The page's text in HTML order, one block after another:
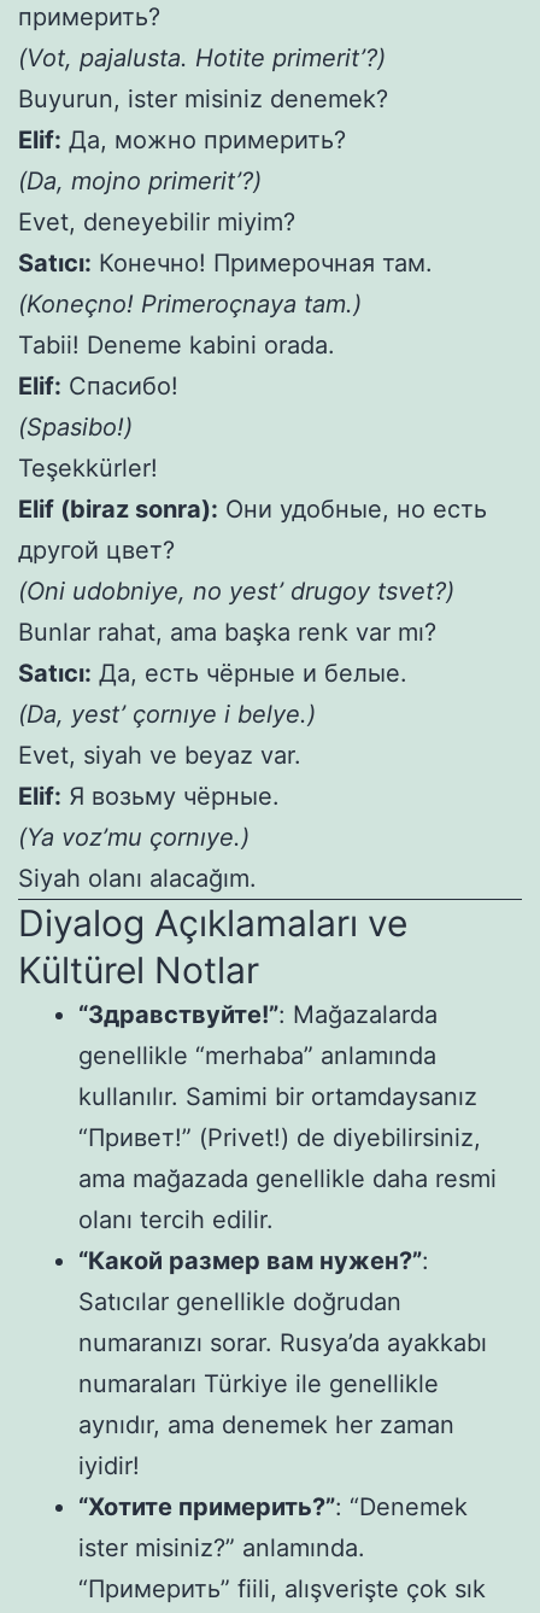
примерить?
(Vot, pajalusta. Hotite primerit’?)
Buyurun, ister misiniz denemek?
Elif: Да, можно примерить?
(Da, mojno primerit’?)
Evet, deneyebilir miyim?
Satıcı: Конечно! Примерочная там.
(Koneçno! Primeroçnaya tam.)
Tabii! Deneme kabini orada.
Elif: Спасибо!
(Spasibo!)
Teşekkürler!
Elif (biraz sonra): Они удобные, но есть
другой цвет?
(Oni udobniye, no yest’ drugoy tsvet?)
Bunlar rahat, ama başka renk var mı?
Satıcı: Да, есть чёрные и белые.
(Da, yest’ çornıye i belye.)
Evet, siyah ve beyaz var.
Elif: Я возьму чёрные.
(Ya voz’mu çornıye.)
Siyah olanı alacağım.
Diyalog Açıklamaları ve
Kültürel Notlar
“Здравствуйте!”: Mağazalarda
genellikle “merhaba” anlamında
kullanılır. Samimi bir ortamdaysanız
“Привет!” (Privet!) de diyebilirsiniz,
ama mağazada genellikle daha resmi
olanı tercih edilir.
“Какой размер вам нужен?”:
Satıcılar genellikle doğrudan
numaranızı sorar. Rusya’da ayakkabı
numaraları Türkiye ile genellikle
aynıdır, ama denemek her zaman
iyidir!
“Хотите примерить?”: “Denemek
ister misiniz?” anlamında.
“Примерить” fiili, alışverişte çok sık